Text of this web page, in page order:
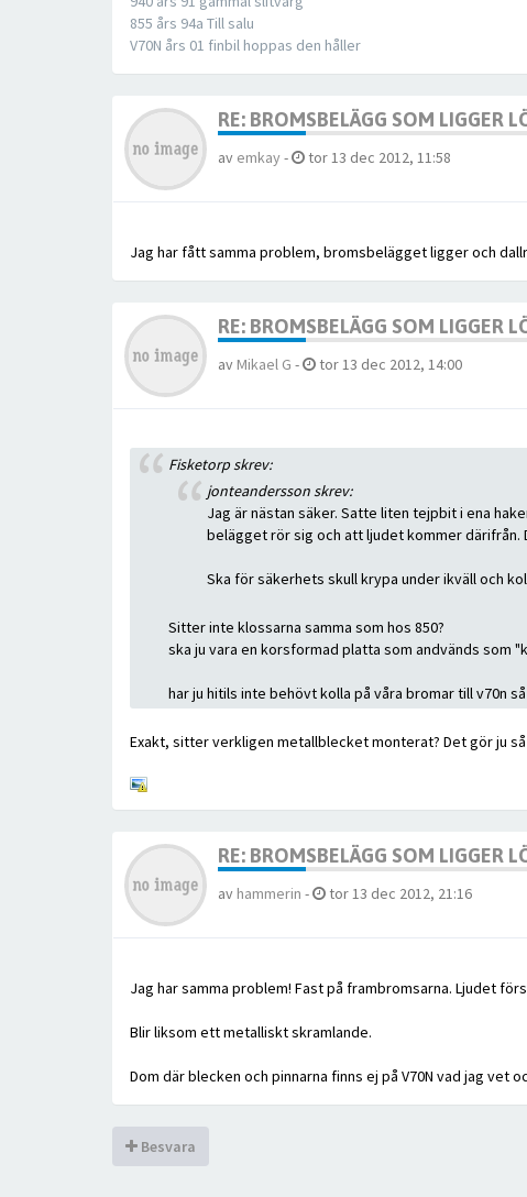
855 års 94a Till salu
V70N års 01 finbil hoppas den håller
RE: BROMSBELÄGG SOM LIGGER
av emkay- tor 13 dec 2012, 11:58
Jag har fått samma problem, bromsbelägget ligger och
RE: BROMSBELÄGG SOM LIGGER
av Mikael G - tor 13 dec 2012, 14:00
Fisketorp skrev:
jonteandersson skrev:
Jag är nästan säker. Satte liten tejpbit i ena
belägget rör sig och att ljudet kommer
Ska för säkerhets skull krypa under ikväll och
Sitter inte klossarna samma som hos 850?
ska ju vara en korsformad platta som andvänds som
har ju hitils inte behövt kolla på våra bromar till v70n
Exakt, sitter verkligen metallblecket monterat? Det gör ju
RE: BROMSBELÄGG SOM LIGGER
av hammerin - tor 13 dec 2012, 21:16
Jag har samma problem! Fast på frambromsarna. Ljudet
Blir liksom ett metalliskt skramlande.
Dom där blecken och pinnarna finns ej på V70N vad jag vet
Besvara